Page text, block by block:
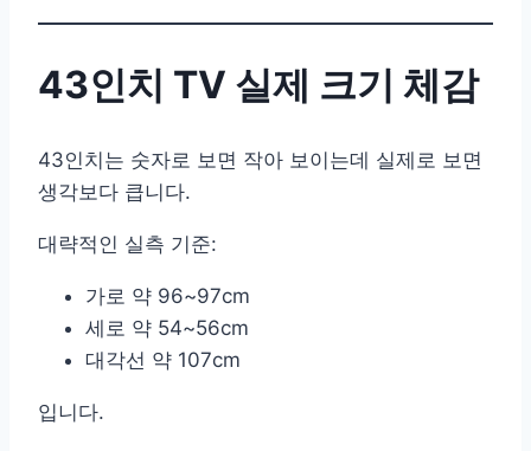
43인치 TV 실제 크기 체감
43인치는 숫자로 보면 작아 보이는데 실제로 보면
생각보다 큽니다.
대략적인 실측 기준:
가로 약 96~97cm
세로 약 54~56cm
대각선 약 107cm
입니다.